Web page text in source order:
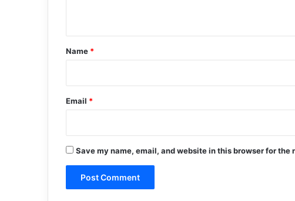
*
Name *
Email *
Save my name, email, and website in this browser for the